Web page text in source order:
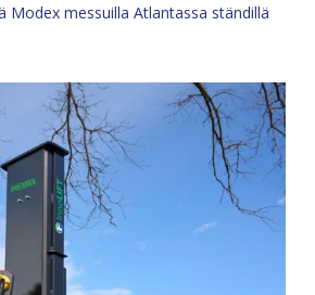
Modex messuilla Atlantassa ständillä